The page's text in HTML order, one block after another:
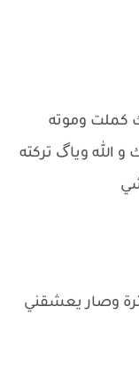
كملت وموته
و الله وياگ تركته
وصار يعشقني